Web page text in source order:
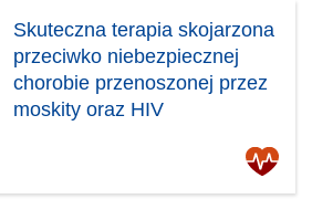
Skuteczna terapia skojarzona
przeciwko niebezpiecznej
chorobie przenoszonej przez
moskity oraz HIV